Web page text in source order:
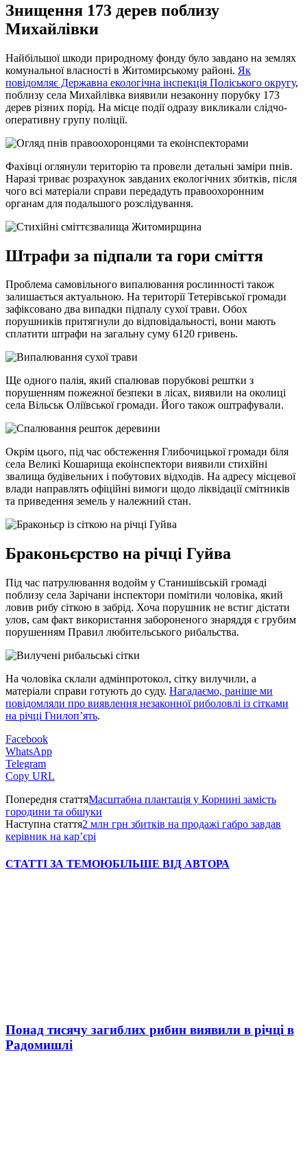
Знищення 173 дерев поблизу
Михайлівки
Найбільшої шкоди природному фонду було завдано на землях
комунальної власності в Житомирському районі. Як
повідомляє Державна екологічна інспекція Поліського округу,
поблизу села Михайлівка виявили незаконну порубку 173
дерев різних порід. На місце події одразу викликали слідчо-
оперативну групу поліції.
Фахівці оглянули територію та провели детальні заміри пнів.
Наразі триває розрахунок завданих екологічних збитків, після
чого всі матеріали справи передадуть правоохоронним
органам для подальшого розслідування.
Штрафи за підпали та гори сміття
Проблема самовільного випалювання рослинності також
залишається актуальною. На території Тетерівської громади
зафіксовано два випадки підпалу сухої трави. Обох
порушників притягнули до відповідальності, вони мають
сплатити штрафи на загальну суму 6120 гривень.
Ще одного палія, який спалював порубкові рештки з
порушенням пожежної безпеки в лісах, виявили на околиці
села Вільськ Оліївської громади. Його також оштрафували.
Окрім цього, під час обстеження Глибочицької громади біля
села Великі Кошарища екоінспектори виявили стихійні
звалища будівельних і побутових відходів. На адресу місцевої
влади направлять офіційні вимоги щодо ліквідації смітників
та приведення земель у належний стан.
Браконьєрство на річці Гуйва
Під час патрулювання водойм у Станишівській громаді
поблизу села Зарічани інспектори помітили чоловіка, який
ловив рибу сіткою в забрід. Хоча порушник не встиг дістати
улов, сам факт використання забороненого знаряддя є грубим
порушенням Правил любительського рибальства.
На чоловіка склали адмінпротокол, сітку вилучили, а
матеріали справи готують до суду. Нагадаємо, раніше ми
повідомляли про виявлення незаконної риболовлі із сітками
на річці Гнилоп’ять.
Facebook
WhatsApp
Telegram
Copy URL
Попередня статтяМасштабна плантація у Корнині замість
городини та обшуки
Наступна стаття2 млн грн збитків на продажі габро завдав
керівник на кар’єрі
СТАТТІ ЗА ТЕМОЮБІЛЬШЕ ВІД АВТОРА
Понад тисячу загиблих рибин виявили в річці в
Радомишлі